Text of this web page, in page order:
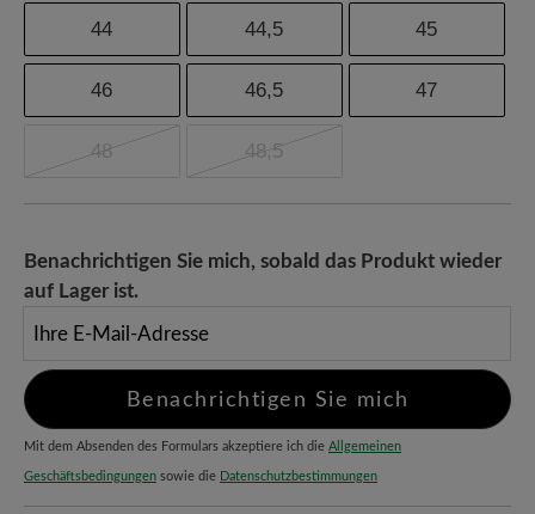
44 44,5 45
46 46,5 47
48 48,5
Benachrichtigen Sie mich, sobald das Produkt wieder
auf Lager ist.
Benachrichtigen Sie mich
Mit dem Absenden des Formulars akzeptiere ich die Allgemeinen
Geschäftsbedingungen sowie die Datenschutzbestimmungen